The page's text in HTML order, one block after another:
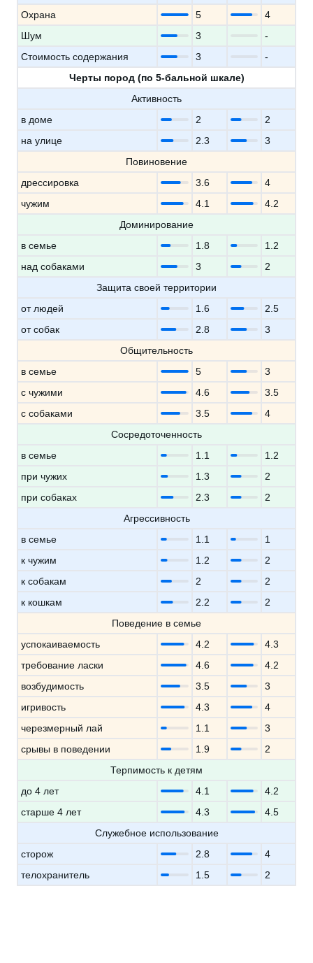
Охрана
5
4
Шум
3
-
Стоимость содержания
3
-
Черты пород (по 5-бальной шкале)
Активность
в доме
2
2
на улице
2.3
3
Повиновение
дрессировка
3.6
4
чужим
4.1
4.2
Доминирование
в семье
1.8
1.2
над собаками
3
2
Защита своей территории
от людей
1.6
2.5
от собак
2.8
3
Общительность
в семье
5
3
с чужими
4.6
3.5
с собаками
3.5
4
Сосредоточенность
в семье
1.1
1.2
при чужих
1.3
2
при собаках
2.3
2
Агрессивность
в семье
1.1
1
к чужим
1.2
2
к собакам
2
2
к кошкам
2.2
2
Поведение в семье
успокаиваемость
4.2
4.3
требование ласки
4.6
4.2
возбудимость
3.5
3
игривость
4.3
4
черезмерный лай
1.1
3
срывы в поведении
1.9
2
Терпимость к детям
до 4 лет
4.1
4.2
старше 4 лет
4.3
4.5
Служебное использование
сторож
2.8
4
телохранитель
1.5 2